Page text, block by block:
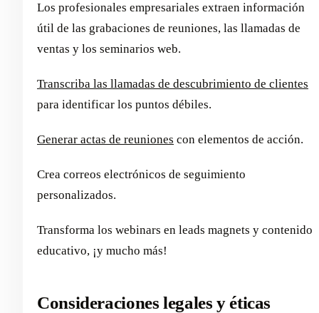
Los profesionales empresariales extraen información
útil de las grabaciones de reuniones, las llamadas de
ventas y los seminarios web.
Transcriba las llamadas de descubrimiento de clientes
para identificar los puntos débiles.
Generar actas de reuniones con elementos de acción.
Crea correos electrónicos de seguimiento
personalizados.
Transforma los webinars en leads magnets y contenido
educativo, ¡y mucho más!
Consideraciones legales y éticas